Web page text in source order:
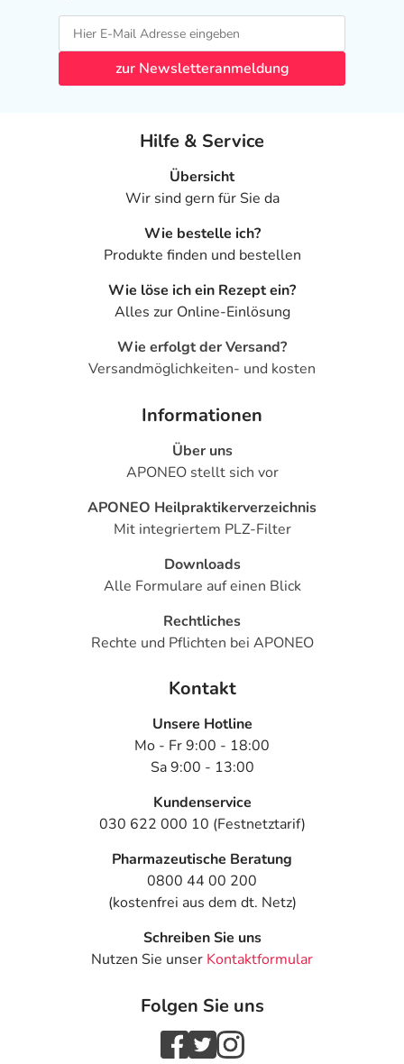
zur Newsletteranmeldung
Hilfe & Service
Übersicht
Wir sind gern für Sie da
Wie bestelle ich?
Produkte finden und bestellen
Wie löse ich ein Rezept ein?
Alles zur Online-Einlösung
Wie erfolgt der Versand?
Versandmöglichkeiten- und kosten
Informationen
Über uns
APONEO stellt sich vor
APONEO Heilpraktikerverzeichnis
Mit integriertem PLZ-Filter
Downloads
Alle Formulare auf einen Blick
Rechtliches
Rechte und Pflichten bei APONEO
Kontakt
Unsere Hotline
Mo - Fr 9:00 - 18:00
Sa 9:00 - 13:00
Kundenservice
030 622 000 10 (Festnetztarif)
Pharmazeutische Beratung
0800 44 00 200
(kostenfrei aus dem dt. Netz)
Schreiben Sie uns
Nutzen Sie unser Kontaktformular
Folgen Sie uns